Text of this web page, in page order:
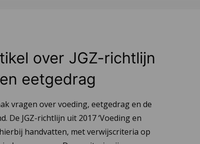
over JGZ-richtlijn
eetgedrag
vragen over voeding, eetgedrag en de
De JGZ-richtlijn uit 2017 ‘Voeding en
handvatten, met verwijscriteria op